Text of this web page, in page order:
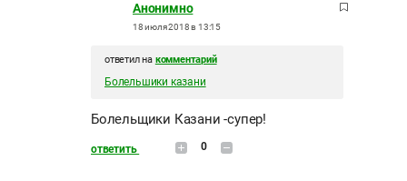
Анонимно
18 июля 2018 в 13:15
ответил на комментарий
Болельшики казани
Болельщики Казани -супер!
ответить 0